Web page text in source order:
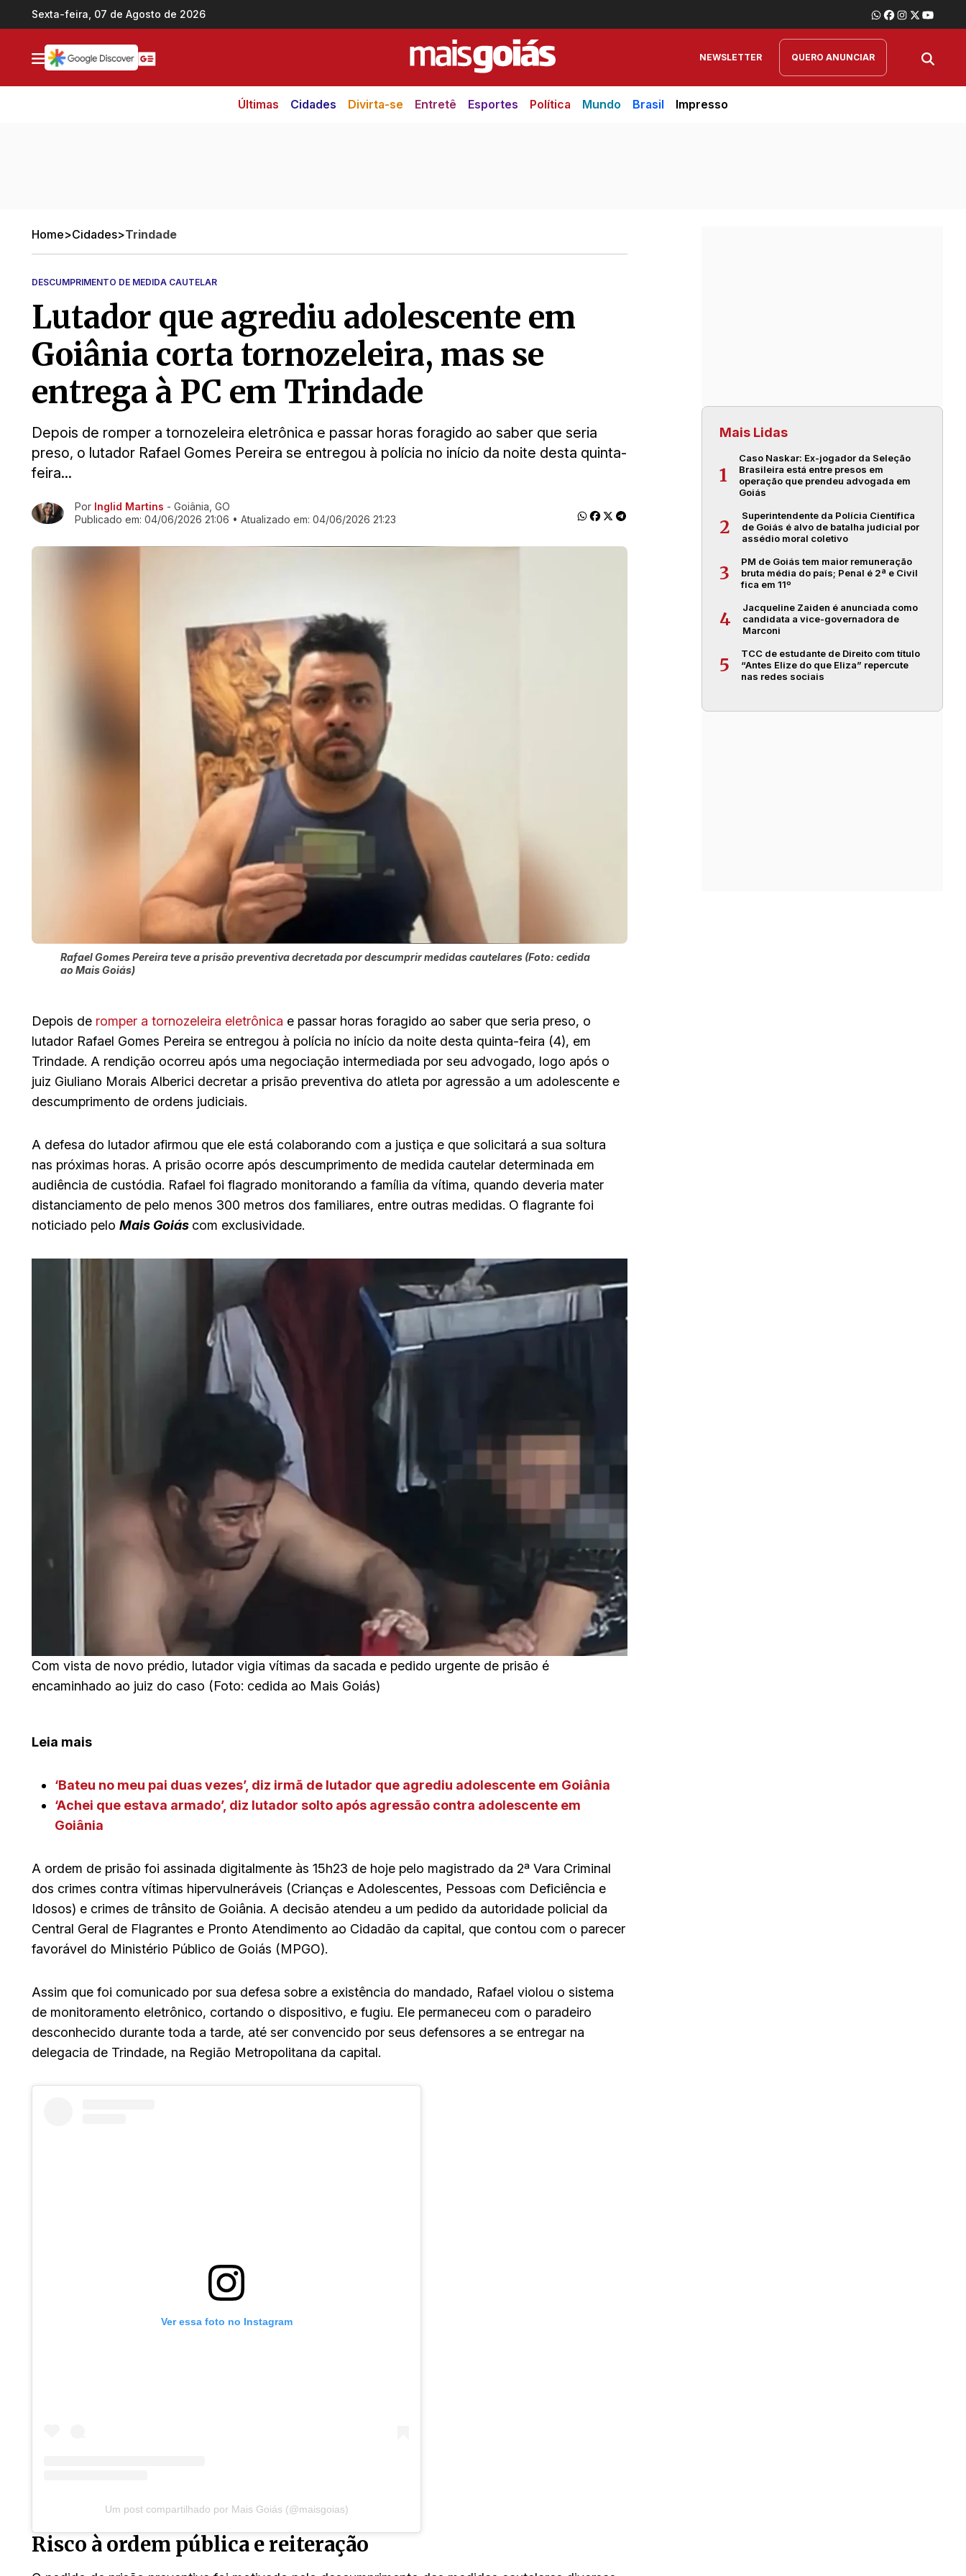
Ir direto pro conteúdo
Sexta-feira, 07 de Agosto de 2026
NEWSLETTER QUERO ANUNCIAR
Últimas Cidades Divirta-se Entretê Esportes Política Mundo Brasil Impresso
Home>Cidades>Trindade
DESCUMPRIMENTO DE MEDIDA CAUTELAR
Lutador que agrediu adolescente em
Goiânia corta tornozeleira, mas se
entrega à PC em Trindade
Depois de romper a tornozeleira eletrônica e passar horas foragido ao saber que seria
preso, o lutador Rafael Gomes Pereira se entregou à polícia no início da noite desta quinta-
feira...
Ir direto pra matéria
Por Inglid Martins - Goiânia, GO
Publicado em: 04/06/2026 21:06 • Atualizado em: 04/06/2026 21:23
Rafael Gomes Pereira teve a prisão preventiva decretada por descumprir medidas cautelares (Foto: cedida
ao Mais Goiás)
Depois de romper a tornozeleira eletrônica e passar horas foragido ao saber que seria preso, o
lutador Rafael Gomes Pereira se entregou à polícia no início da noite desta quinta-feira (4), em
Trindade. A rendição ocorreu após uma negociação intermediada por seu advogado, logo após o
juiz Giuliano Morais Alberici decretar a prisão preventiva do atleta por agressão a um adolescente e
descumprimento de ordens judiciais.
A defesa do lutador afirmou que ele está colaborando com a justiça e que solicitará a sua soltura
nas próximas horas. A prisão ocorre após descumprimento de medida cautelar determinada em
audiência de custódia. Rafael foi flagrado monitorando a família da vítima, quando deveria mater
distanciamento de pelo menos 300 metros dos familiares, entre outras medidas. O flagrante foi
noticiado pelo Mais Goiás com exclusividade.
Com vista de novo prédio, lutador vigia vítimas da sacada e pedido urgente de prisão é
encaminhado ao juiz do caso (Foto: cedida ao Mais Goiás)
Leia mais
‘Bateu no meu pai duas vezes’, diz irmã de lutador que agrediu adolescente em Goiânia
‘Achei que estava armado’, diz lutador solto após agressão contra adolescente em
Goiânia
A ordem de prisão foi assinada digitalmente às 15h23 de hoje pelo magistrado da 2ª Vara Criminal
dos crimes contra vítimas hipervulneráveis (Crianças e Adolescentes, Pessoas com Deficiência e
Idosos) e crimes de trânsito de Goiânia. A decisão atendeu a um pedido da autoridade policial da
Central Geral de Flagrantes e Pronto Atendimento ao Cidadão da capital, que contou com o parecer
favorável do Ministério Público de Goiás (MPGO).
Assim que foi comunicado por sua defesa sobre a existência do mandado, Rafael violou o sistema
de monitoramento eletrônico, cortando o dispositivo, e fugiu. Ele permaneceu com o paradeiro
desconhecido durante toda a tarde, até ser convencido por seus defensores a se entregar na
delegacia de Trindade, na Região Metropolitana da capital.
Ver essa foto no Instagram
Um post compartilhado por Mais Goiás (@maisgoias)
Risco à ordem pública e reiteração
Mais Lidas
1
Caso Naskar: Ex-jogador da Seleção
Brasileira está entre presos em
operação que prendeu advogada em
Goiás
2
Superintendente da Polícia Científica
de Goiás é alvo de batalha judicial por
assédio moral coletivo
3
PM de Goiás tem maior remuneração
bruta média do país; Penal é 2ª e Civil
fica em 11º
4
Jacqueline Zaiden é anunciada como
candidata a vice-governadora de
Marconi
5
TCC de estudante de Direito com título
“Antes Elize do que Eliza” repercute
nas redes sociais